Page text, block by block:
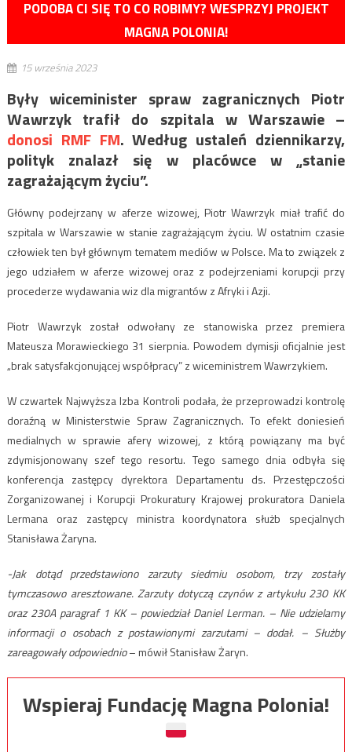
PODOBA CI SIĘ TO CO ROBIMY? WESPRZYJ PROJEKT
MAGNA POLONIA!
15 września 2023
Były wiceminister spraw zagranicznych Piotr
Wawrzyk trafił do szpitala w Warszawie –
donosi RMF FM. Według ustaleń dziennikarzy,
polityk znalazł się w placówce w „stanie
zagrażającym życiu”.
Główny podejrzany w aferze wizowej, Piotr Wawrzyk miał trafić do
szpitala w Warszawie w stanie zagrażającym życiu. W ostatnim czasie
człowiek ten był głównym tematem mediów w Polsce. Ma to związek z
jego udziałem w aferze wizowej oraz z podejrzeniami korupcji przy
procederze wydawania wiz dla migrantów z Afryki i Azji.
Piotr Wawrzyk został odwołany ze stanowiska przez premiera
Mateusza Morawieckiego 31 sierpnia. Powodem dymisji oficjalnie jest
„brak satysfakcjonującej współpracy” z wiceministrem Wawrzykiem.
W czwartek Najwyższa Izba Kontroli podała, że przeprowadzi kontrolę
doraźną w Ministerstwie Spraw Zagranicznych. To efekt doniesień
medialnych w sprawie afery wizowej, z którą powiązany ma być
zdymisjonowany szef tego resortu. Tego samego dnia odbyła się
konferencja zastępcy dyrektora Departamentu ds. Przestępczości
Zorganizowanej i Korupcji Prokuratury Krajowej prokuratora Daniela
Lermana oraz zastępcy ministra koordynatora służb specjalnych
Stanisława Żaryna.
-Jak dotąd przedstawiono zarzuty siedmiu osobom, trzy zostały
tymczasowo aresztowane. Zarzuty dotyczą czynów z artykułu 230 KK
oraz 230A paragraf 1 KK – powiedział Daniel Lerman. – Nie udzielamy
informacji o osobach z postawionymi zarzutami – dodał. – Służby
zareagowały odpowiednio– mówił Stanisław Żaryn.
Wspieraj Fundację Magna Polonia!